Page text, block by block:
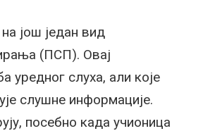
још један вид
(ПСП). Овај
уредног слуха, али које
слушне информације.
посебно када учионица